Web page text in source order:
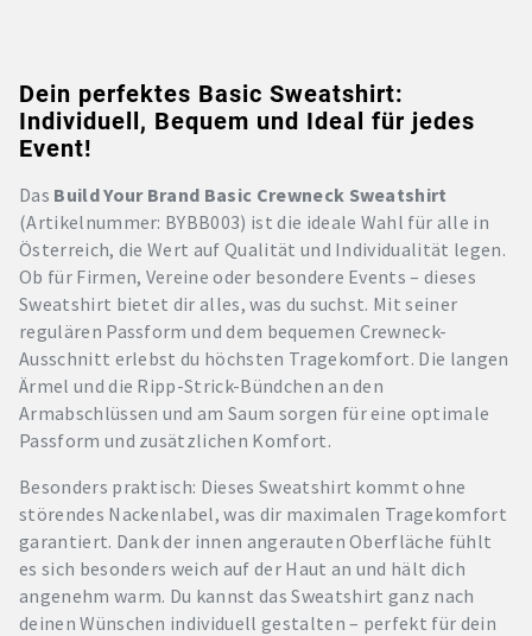
Dein perfektes Basic Sweatshirt:
Individuell, Bequem und Ideal für jedes
Event!
Das Build Your Brand Basic Crewneck Sweatshirt
(Artikelnummer: BYBB003) ist die ideale Wahl für alle in
Österreich, die Wert auf Qualität und Individualität legen.
Ob für Firmen, Vereine oder besondere Events – dieses
Sweatshirt bietet dir alles, was du suchst. Mit seiner
regulären Passform und dem bequemen Crewneck-
Ausschnitt erlebst du höchsten Tragekomfort. Die langen
Ärmel und die Ripp-Strick-Bündchen an den
Armabschlüssen und am Saum sorgen für eine optimale
Passform und zusätzlichen Komfort.
Besonders praktisch: Dieses Sweatshirt kommt ohne
störendes Nackenlabel, was dir maximalen Tragekomfort
garantiert. Dank der innen angerauten Oberfläche fühlt
es sich besonders weich auf der Haut an und hält dich
angenehm warm. Du kannst das Sweatshirt ganz nach
deinen Wünschen individuell gestalten – perfekt für dein